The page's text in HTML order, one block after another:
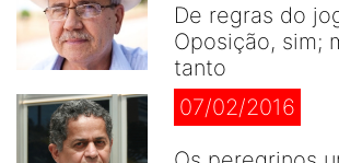
De regras do
Oposição, sim;
tanto
07/02/2016